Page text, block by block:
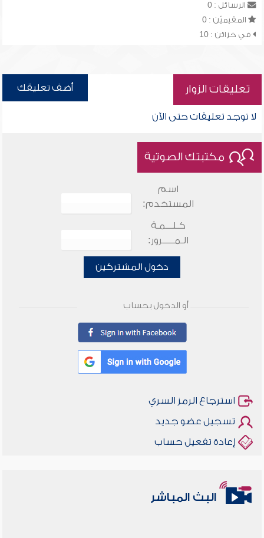
الرسائل : 0
المقيميّن : 0
في خزائن : 10
تعليقات الزوار أضف تعليقك
لا توجد تعليقات حتى الآن
مكتبتك الصوتية
اسم
المستخدم:
كـلـــمـة
الـمـــــرور:
دخول المشتركين
أو الدخول بحساب
استرجاع الرمز السري
تسجيل عضو جديد
إعادة تفعيل حساب
البث المباشر